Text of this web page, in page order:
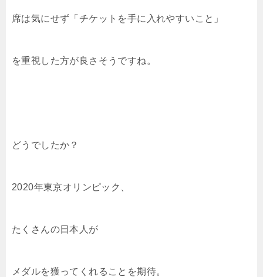
席は気にせず「チケットを手に入れやすいこと」
を重視した方が良さそうですね。
どうでしたか？
2020年東京オリンピック、
たくさんの日本人が
メダルを獲ってくれることを期待。